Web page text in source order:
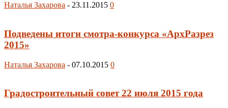
Наталья Захарова - 23.11.2015 0
Подведены итоги смотра-конкурса «АрхРазрез
2015»
Наталья Захарова - 07.10.2015 0
Градостроительный совет 22 июля 2015 года